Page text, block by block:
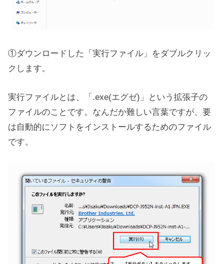
①ダウンロードした「実行ファイル」をダブルクリッ
クします。
実行ファイルとは、「.exe(エグゼ)」という拡張子の
ファイルのことです。なんだか難しい言葉ですが、要
は自動的にソフトをインストールするためのファイル
です。